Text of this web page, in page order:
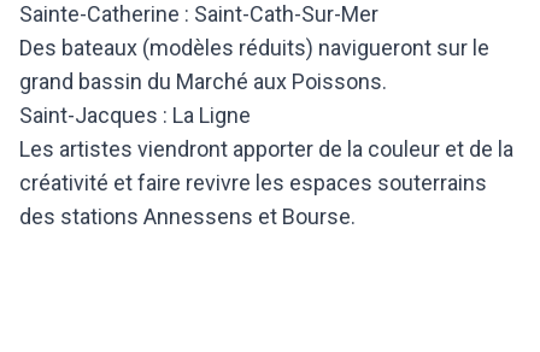
Sainte-Catherine : Saint-Cath-Sur-Mer
Des bateaux (modèles réduits) navigueront sur le
grand bassin du Marché aux Poissons.
Saint-Jacques : La Ligne
Les artistes viendront apporter de la couleur et de la
créativité et faire revivre les espaces souterrains
des stations Annessens et Bourse.